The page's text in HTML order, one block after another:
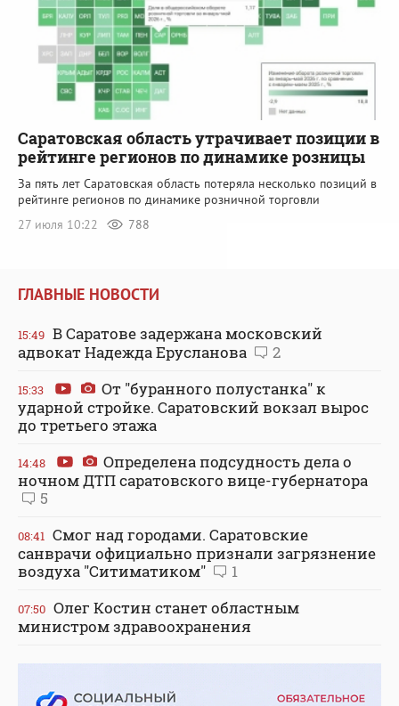
Саратовская область утрачивает позиции в
рейтинге регионов по динамике розницы
За пять лет Саратовская область потеряла несколько позиций в
рейтинге регионов по динамике розничной торговли
27 июля 10:22
788
ГЛАВНЫЕ НОВОСТИ
15:49 В Саратове задержана московский
адвокат Надежда Ерусланова
2
15:33
От "буранного полустанка" к
ударной стройке. Саратовский вокзал вырос
до третьего этажа
14:48
Определена подсудность дела о
ночном ДТП саратовского вице-губернатора
5
08:41 Смог над городами. Саратовские
санврачи официально признали загрязнение
воздуха "Ситиматиком"
1
07:50 Олег Костин станет областным
министром здравоохранения